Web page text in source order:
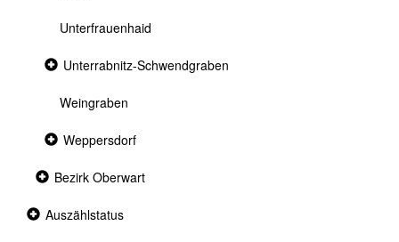
Unterfrauenhaid
Collapsed
Unterrabnitz-Schwendgraben
Weingraben
Collapsed
section
Weppersdorf
Collapsed
Bezirk Oberwart
Collapsed
Auszählstatus